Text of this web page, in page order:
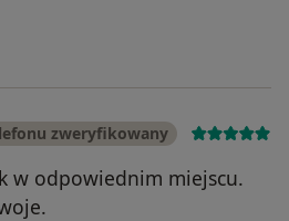
zweryfikowany
w odpowiednim miejscu.